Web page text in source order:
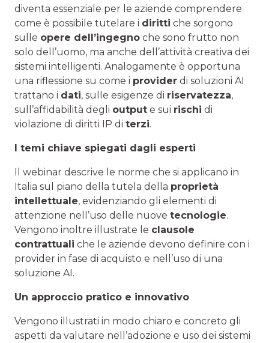
diventa essenziale per le aziende comprendere
come è possibile tutelare i diritti che sorgono
sulle opere dell’ingegno che sono frutto non
solo dell’uomo, ma anche dell’attività creativa dei
sistemi intelligenti. Analogamente è opportuna
una riflessione su come i provider di soluzioni AI
trattano i dati, sulle esigenze di riservatezza,
sull’affidabilità degli output e sui rischi di
violazione di diritti IP di terzi.
I temi chiave spiegati dagli esperti
Il webinar descrive le norme che si applicano in
Italia sul piano della tutela della proprietà
intellettuale, evidenziando gli elementi di
attenzione nell’uso delle nuove tecnologie.
Vengono inoltre illustrate le clausole
contrattuali che le aziende devono definire con i
provider in fase di acquisto e nell’uso di una
soluzione AI.
Un approccio pratico e innovativo
Vengono illustrati in modo chiaro e concreto gli
aspetti da valutare nell’adozione e uso dei sistemi